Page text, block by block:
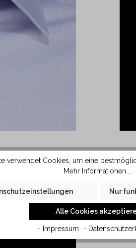
ausgestattet. Durch
diese Kragenform
grösserem
Qualität liegt
Haut.
verwendet Cookies, um eine
Mehr Informationen ...
Nur
Alle Cookies
- Impressum -